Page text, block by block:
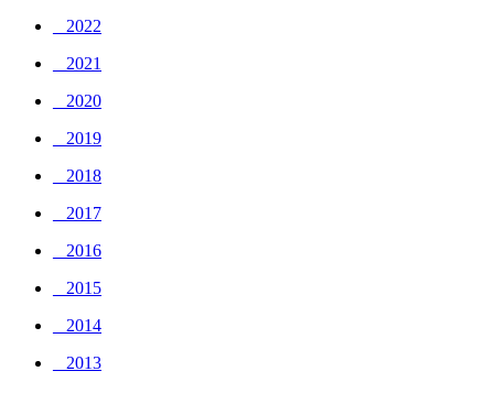
_ 2022
_ 2021
_ 2020
_ 2019
_ 2018
_ 2017
_ 2016
_ 2015
_ 2014
_ 2013